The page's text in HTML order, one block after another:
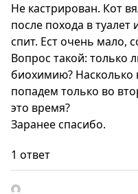
Не кастрирован. Кот
после похода в
спит. Ест очень мало,
Вопрос такой: только
биохимию? Насколько
попадем только во
это время?
Заранее спасибо.
1 ответ